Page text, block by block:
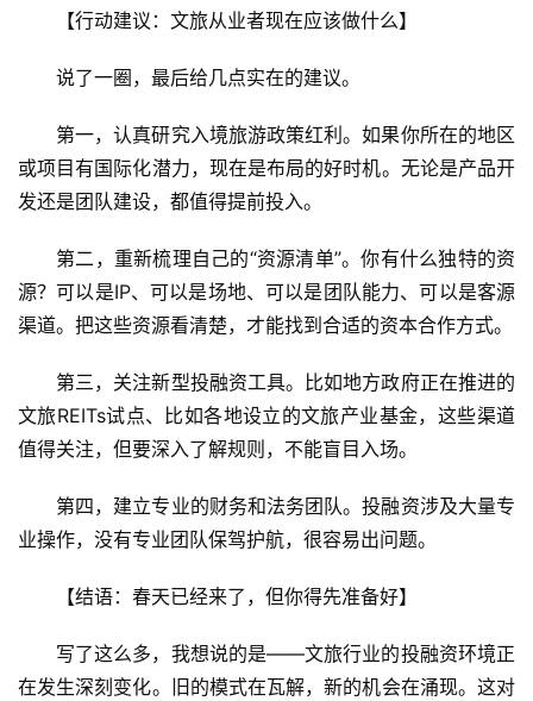
【行动建议：文旅从业者现在应该做什么】
说了一圈，最后给几点实在的建议。
第一，认真研究入境旅游政策红利。如果你所在的地区
或项目有国际化潜力，现在是布局的好时机。无论是产品开
发还是团队建设，都值得提前投入。
第二，重新梳理自己的“资源清单”。你有什么独特的资
源？可以是IP、可以是场地、可以是团队能力、可以是客源
渠道。把这些资源看清楚，才能找到合适的资本合作方式。
第三，关注新型投融资工具。比如地方政府正在推进的
文旅REITs试点、比如各地设立的文旅产业基金，这些渠道
值得关注，但要深入了解规则，不能盲目入场。
第四，建立专业的财务和法务团队。投融资涉及大量专
业操作，没有专业团队保驾护航，很容易出问题。
【结语：春天已经来了，但你得先准备好】
写了这么多，我想说的是——文旅行业的投融资环境正
在发生深刻变化。旧的模式在瓦解，新的机会在涌现。这对